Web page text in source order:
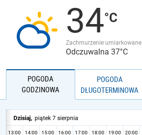
JAKOŚĆ POWIETRZA34
Zachmurzenie umiarkowane
Odczuwalna 37°C
POGODA
GODZINOWA
POGODA
DŁUGOTERMINOWA